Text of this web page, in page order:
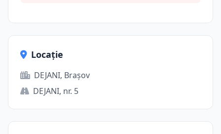
Locație
DEJANI, Brașov
DEJANI, nr. 5